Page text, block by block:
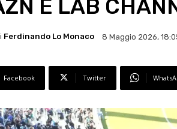
E LAB
Ferdinando Lo Monaco 8 Maggio 2026,
Facebook Twitter